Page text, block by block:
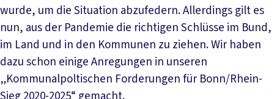
wurde, um die Situation abzufedern. Allerdings gilt es
nun, aus der Pandemie die richtigen Schlüsse im Bund,
im Land und in den Kommunen zu ziehen. Wir haben
dazu schon einige Anregungen in unseren
„Kommunalpoltischen Forderungen für Bonn/Rhein-